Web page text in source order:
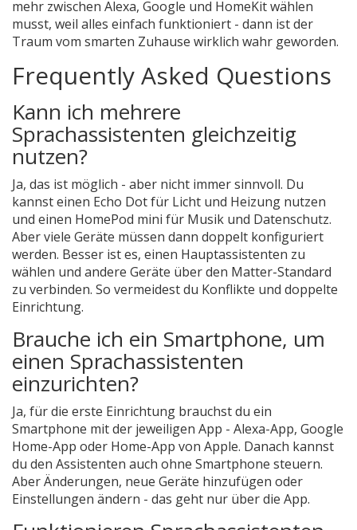
mehr zwischen Alexa, Google und HomeKit wählen
musst, weil alles einfach funktioniert - dann ist der
Traum vom smarten Zuhause wirklich wahr geworden.
Frequently Asked Questions
Kann ich mehrere
Sprachassistenten gleichzeitig
nutzen?
Ja, das ist möglich - aber nicht immer sinnvoll. Du
kannst einen Echo Dot für Licht und Heizung nutzen
und einen HomePod mini für Musik und Datenschutz.
Aber viele Geräte müssen dann doppelt konfiguriert
werden. Besser ist es, einen Hauptassistenten zu
wählen und andere Geräte über den Matter-Standard
zu verbinden. So vermeidest du Konflikte und doppelte
Einrichtung.
Brauche ich ein Smartphone, um
einen Sprachassistenten
einzurichten?
Ja, für die erste Einrichtung brauchst du ein
Smartphone mit der jeweiligen App - Alexa-App, Google
Home-App oder Home-App von Apple. Danach kannst
du den Assistenten auch ohne Smartphone steuern.
Aber Änderungen, neue Geräte hinzufügen oder
Einstellungen ändern - das geht nur über die App.